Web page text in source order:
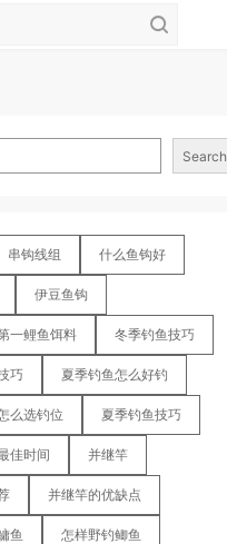
Search
串钩线组 什么鱼钩好
伊豆鱼钩
一鲤鱼饵料 冬季钓鱼技巧
巧 夏季钓鱼怎么好钓
么选钓位 夏季钓鱼技巧
佳时间 并继竿
并继竿的优缺点
鱼 怎样野钓鲫鱼